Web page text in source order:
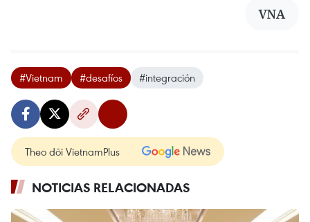
VNA
#Vietnam #desafíos #integración
Theo dõi VietnamPlus
NOTICIAS RELACIONADAS